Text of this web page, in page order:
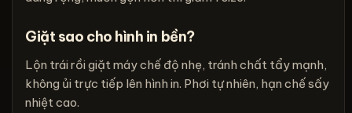
Giặt sao cho hình in bền?
Lộn trái rồi giặt máy chế độ nhẹ, tránh chất tẩy mạnh,
không ủi trực tiếp lên hình in. Phơi tự nhiên, hạn chế sấy
nhiệt cao.